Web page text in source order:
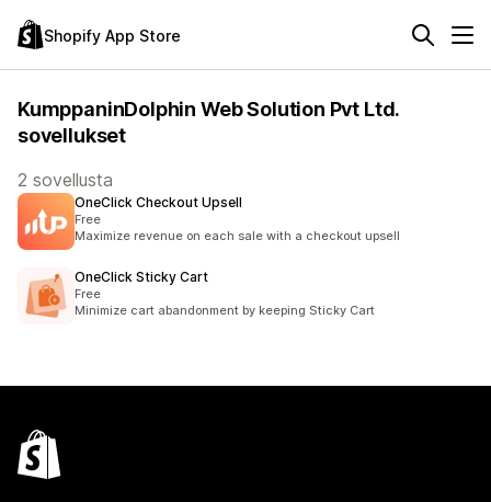
Shopify App Store
KumppaninDolphin Web Solution Pvt Ltd.
sovellukset
2 sovellusta
OneClick Checkout Upsell
Free
Maximize revenue on each sale with a checkout upsell
OneClick Sticky Cart
Free
Minimize cart abandonment by keeping Sticky Cart